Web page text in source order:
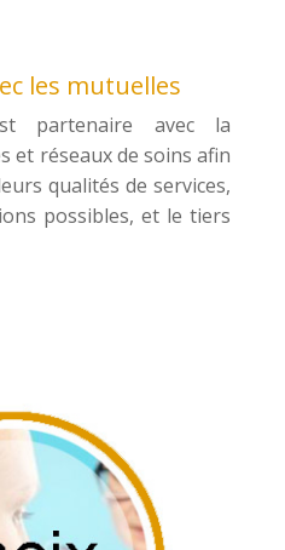
les mutuelles
partenaire avec la
et réseaux de soins afin
qualités de services,
possibles, et le tiers